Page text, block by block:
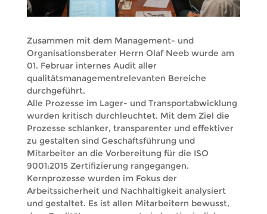
Zusammen mit dem Management- und
Organisationsberater Herrn Olaf Neeb wurde am
01. Februar internes Audit aller
qualitätsmanagementrelevanten Bereiche
durchgeführt.
Alle Prozesse im Lager- und Transportabwicklung
wurden kritisch durchleuchtet. Mit dem Ziel die
Prozesse schlanker, transparenter und effektiver
zu gestalten sind Geschäftsführung und
Mitarbeiter an die Vorbereitung für die ISO
9001:2015 Zertifizierung rangegangen.
Kernprozesse wurden im Fokus der
Arbeitssicherheit und Nachhaltigkeit analysiert
und gestaltet. Es ist allen Mitarbeitern bewusst,